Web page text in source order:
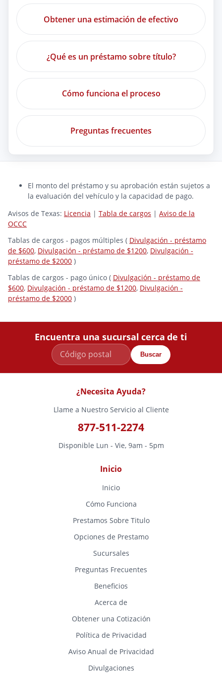
Obtener una estimación de efectivo
¿Qué es un préstamo sobre título?
Cómo funciona el proceso
Preguntas frecuentes
El monto del préstamo y su aprobación están sujetos a
la evaluación del vehículo y la capacidad de pago.
Avisos de Texas: Licencia | Tabla de cargos | Aviso de la
OCCC
Tablas de cargos - pagos múltiples ( Divulgación - préstamo
de $600, Divulgación - préstamo de $1200, Divulgación -
préstamo de $2000 )
Tablas de cargos - pago único ( Divulgación - préstamo de
$600, Divulgación - préstamo de $1200, Divulgación -
préstamo de $2000 )
Encuentra una sucursal cerca de ti
Buscar
¿Necesita Ayuda?
Llame a Nuestro Servicio al Cliente
877-511-2274
Disponible Lun - Vie, 9am - 5pm
Inicio
Inicio
Cómo Funciona
Prestamos Sobre Titulo
Opciones de Prestamo
Sucursales
Preguntas Frecuentes
Beneficios
Acerca de
Obtener una Cotización
Política de Privacidad
Aviso Anual de Privacidad
Divulgaciones